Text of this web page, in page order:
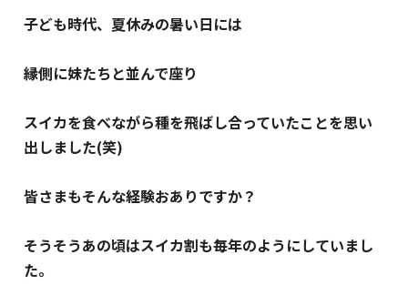
子ども時代、夏休みの暑い日には
縁側に妹たちと並んで座り
スイカを食べながら種を飛ばし合っていたことを思い
出しました(笑)
皆さまもそんな経験おありですか？
そうそうあの頃はスイカ割も毎年のようにしていまし
た。